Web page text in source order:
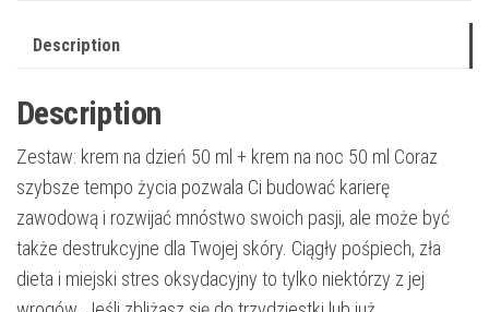
Description
Description
Zestaw: krem na dzień 50 ml + krem na noc 50 ml Coraz
szybsze tempo życia pozwala Ci budować karierę
zawodową i rozwijać mnóstwo swoich pasji, ale może być
także destrukcyjne dla Twojej skóry. Ciągły pośpiech, zła
dieta i miejski stres oksydacyjny to tylko niektórzy z jej